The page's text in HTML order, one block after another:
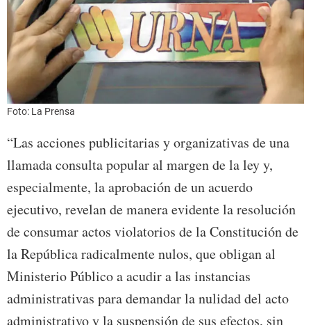
Foto: La Prensa
“Las acciones publicitarias y organizativas de una
llamada consulta popular al margen de la ley y,
especialmente, la aprobación de un acuerdo
ejecutivo, revelan de manera evidente la resolución
de consumar actos violatorios de la Constitución de
la República radicalmente nulos, que obligan al
Ministerio Público a acudir a las instancias
administrativas para demandar la nulidad del acto
administrativo y la suspensión de sus efectos, sin